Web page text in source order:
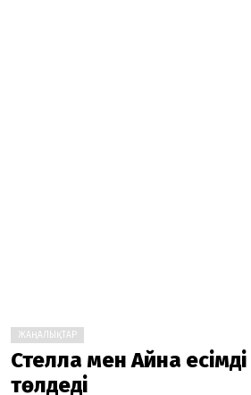
ЖАҢАЛЫҚТАР
Стелла мен Айна есімді
төлдеді